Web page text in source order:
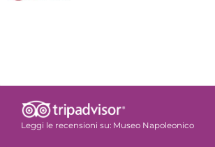
Leggi le recensioni su: Museo Napoleonico